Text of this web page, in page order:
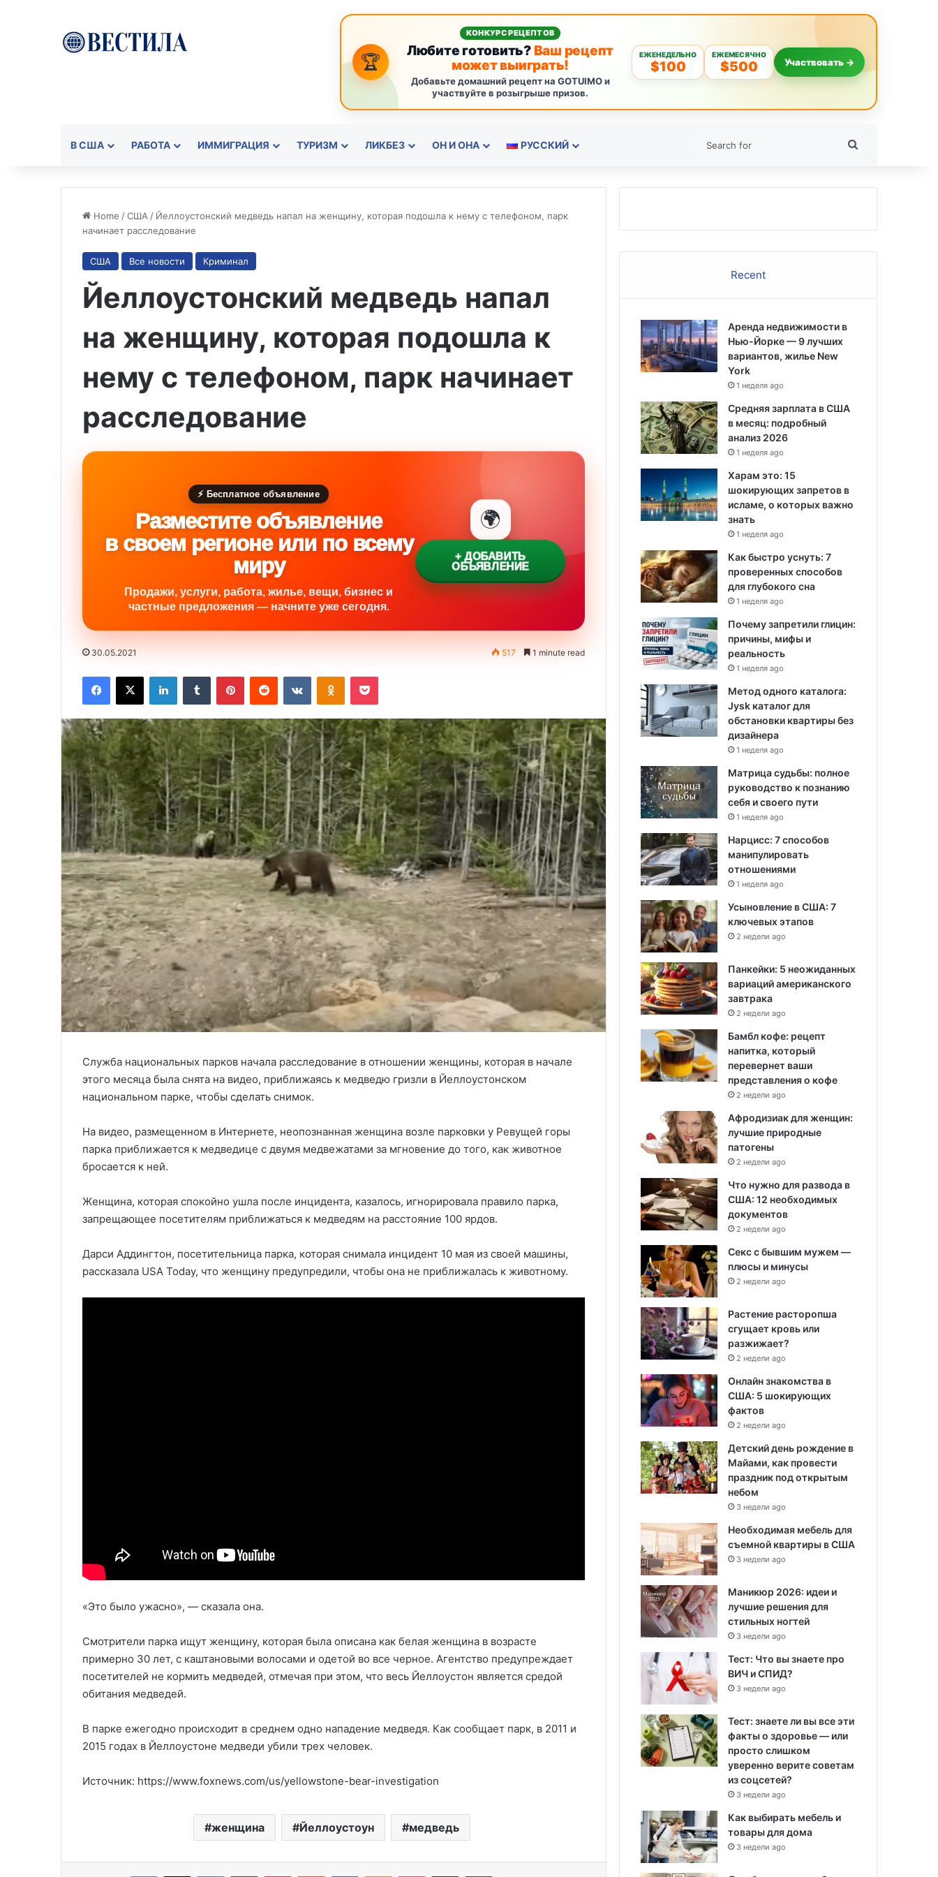
🏆
КОНКУРС РЕЦЕПТОВ
Любите готовить?Ваш рецепт
может выиграть!
Добавьте домашний рецепт на GOTUIMO и
участвуйте в розыгрыше призов.
ЕЖЕНЕДЕЛЬНО
$100
ЕЖЕМЕСЯЧНО
$500 Участвовать →
В США РАБОТА ИММИГРАЦИЯ ТУРИЗМ ЛИКБЕЗ ОН И ОНА РУССКИЙ
Home /США / Йеллоустонский медведь напал на женщину, которая подошла к нему с телефоном, парк
начинает расследование
США Все новости Криминал
Йеллоустонский медведь напал
на женщину, которая подошла к
нему с телефоном, парк начинает
расследование
⚡ Бесплатное объявление
Разместите объявление
в своем регионе или по всему
миру
Продажи, услуги, работа, жилье, вещи, бизнес и
частные предложения — начните уже сегодня.
🌍
+ ДОБАВИТЬ
ОБЪЯВЛЕНИЕ
30.05.2021 517 1 minute read
Служба национальных парков начала расследование в отношении женщины, которая в начале
этого месяца была снята на видео, приближаясь к медведю гризли в Йеллоустонском
национальном парке, чтобы сделать снимок.
На видео, размещенном в Интернете, неопознанная женщина возле парковки у Ревущей горы
парка приближается к медведице с двумя медвежатами за мгновение до того, как животное
бросается к ней.
Женщина, которая спокойно ушла после инцидента, казалось, игнорировала правило парка,
запрещающее посетителям приближаться к медведям на расстояние 100 ярдов.
Дарси Аддингтон, посетительница парка, которая снимала инцидент 10 мая из своей машины,
рассказала USA Today, что женщину предупредили, чтобы она не приближалась к животному.
«Это было ужасно», — сказала она.
Смотрители парка ищут женщину, которая была описана как белая женщина в возрасте
примерно 30 лет, с каштановыми волосами и одетой во все черное. Агентство предупреждает
посетителей не кормить медведей, отмечая при этом, что весь Йеллоустон является средой
обитания медведей.
В парке ежегодно происходит в среднем одно нападение медведя. Как сообщает парк, в 2011 и
2015 годах в Йеллоустоне медведи убили трех человек.
Источник: https://www.foxnews.com/us/yellowstone-bear-investigation
женщина Йеллоустоун медведь
Удивительные факты о Флориде
Серийные убийцы США: 5
Пляжный домик в Северной
Recent
Аренда недвижимости в
Нью-Йорке — 9 лучших
вариантов, жилье New
York
1 неделя ago
Средняя зарплата в США
в месяц: подробный
анализ 2026
1 неделя ago
Харам это: 15
шокирующих запретов в
исламе, о которых важно
знать
1 неделя ago
Как быстро уснуть: 7
проверенных способов
для глубокого сна
1 неделя ago
Почему запретили глицин:
причины, мифы и
реальность
1 неделя ago
Метод одного каталога:
Jysk каталог для
обстановки квартиры без
дизайнера
1 неделя ago
Матрица судьбы: полное
руководство к познанию
себя и своего пути
1 неделя ago
Нарцисс: 7 способов
манипулировать
отношениями
1 неделя ago
Усыновление в США: 7
ключевых этапов
2 недели ago
Панкейки: 5 неожиданных
вариаций американского
завтрака
2 недели ago
Бамбл кофе: рецепт
напитка, который
перевернет ваши
представления о кофе
2 недели ago
Афродизиак для женщин:
лучшие природные
патогены
2 недели ago
Что нужно для развода в
США: 12 необходимых
документов
2 недели ago
Секс с бывшим мужем —
плюсы и минусы
2 недели ago
Растение расторопша
сгущает кровь или
разжижает?
2 недели ago
Онлайн знакомства в
США: 5 шокирующих
фактов
2 недели ago
Детский день рождение в
Майами, как провести
праздник под открытым
небом
3 недели ago
Необходимая мебель для
съемной квартиры в США
3 недели ago
Маникюр 2026: идеи и
лучшие решения для
стильных ногтей
3 недели ago
Тест: Что вы знаете про
ВИЧ и СПИД?
3 недели ago
Тест: знаете ли вы все эти
факты о здоровье — или
просто слишком
уверенно верите советам
из соцсетей?
3 недели ago
Как выбирать мебель и
товары для дома
3 недели ago